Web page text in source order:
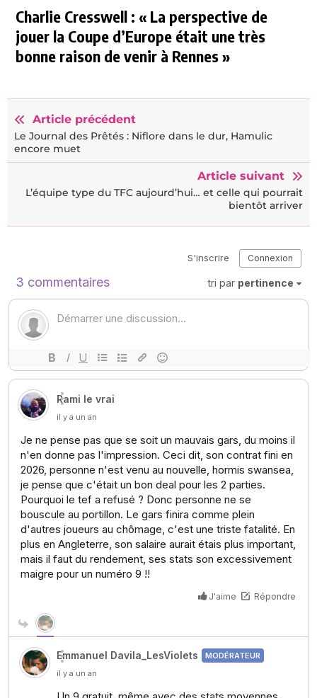
Charlie Cresswell : « La perspective de
jouer la Coupe d’Europe était une très
bonne raison de venir à Rennes »
Article précédent
Le Journal des Prêtés : Niflore dans le dur, Hamulic
encore muet
Article suivant
L’équipe type du TFC aujourd’hui… et celle qui pourrait
bientôt arriver